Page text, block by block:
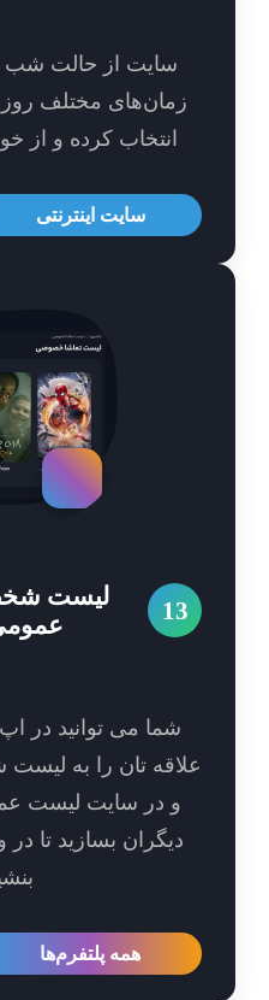
سایت از حالت شب پشتیبانی
مختلف روز، تم
انتخاب کرده و از خوانایی
سایت اینترنتی
لیست شخصی و
عمومی
شما می توانید در اپ و سایت
تان را به لیست شخصی
و در سایت لیست عمومی
دیگران بسازید تا در وقت
همه پلتفرم‌ها